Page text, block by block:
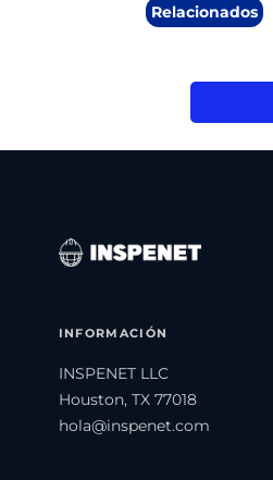
Relacionados
INFORMACIÓN
INSPENET LLC
Houston, TX 77018
hola@inspenet.com